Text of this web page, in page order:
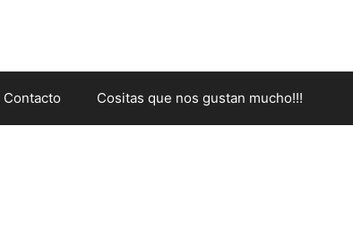
Contacto Cositas que nos gustan mucho!!!